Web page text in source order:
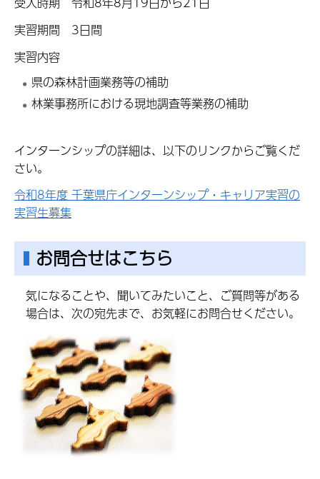
実習期間 3日間
実習内容
県の森林計画業務等の補助
林業事務所における現地調査等業務の補助
インターンシップの詳細は、以下のリンクからご覧くだ
さい。
令和8年度 千葉県庁インターンシップ・キャリア実習の
実習生募集
お問合せはこちら
気になることや、聞いてみたいこと、ご質問等がある
場合は、次の宛先まで、お気軽にお問合せください。